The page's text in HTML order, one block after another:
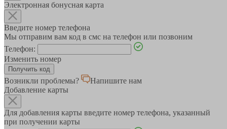
Электронная бонусная карта
Введите номер телефона
Мы отправим вам код в смс на телефон или позвоним
Телефон:
Изменить номер
Возникли проблемы?
Напишите нам
Добавление карты
Для добавления карты введите номер телефона, указанный
при получении карты